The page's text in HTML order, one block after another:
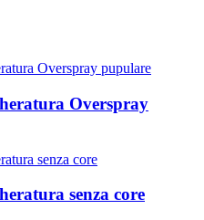
Overspray
senza core